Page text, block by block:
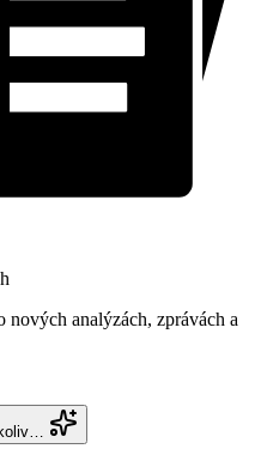
analýzách, zprávách a